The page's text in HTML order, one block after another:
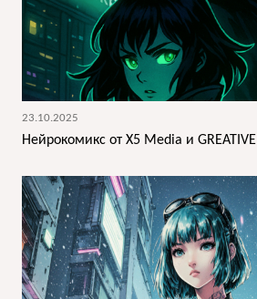
23.10.2025
Нейрокомикс от X5 Media и GREATIVE